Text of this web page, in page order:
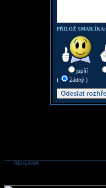
PŘILOŽ SMAILÍKA:
jupííí
(
žádný )
REKLAMA